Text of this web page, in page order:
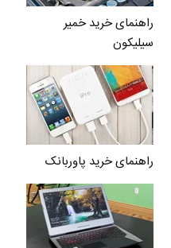
راهنمای خرید خمیر
سیلیکون
راهنمای خرید پاوربانک